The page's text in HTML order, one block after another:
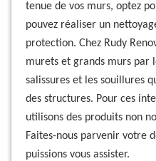
tenue de vos murs, optez
pouvez réaliser un
protection. Chez Rudy
murets et grands murs par
salissures et les souillures
des structures. Pour ces
utilisons des produits non
Faites-nous parvenir votre
puissions vous assister.